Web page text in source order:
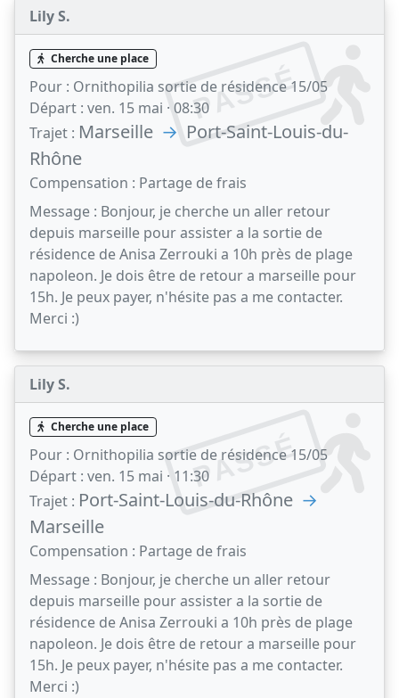
Lily S.
PASSÉ
Cherche une place
Pour : Ornithopilia sortie de résidence 15/05
Départ : ven. 15 mai · 08:30
Trajet : Marseille → Port-Saint-Louis-du-
Rhône
Compensation : Partage de frais
Message : Bonjour, je cherche un aller retour
depuis marseille pour assister a la sortie de
résidence de Anisa Zerrouki a 10h près de plage
napoleon. Je dois être de retour a marseille pour
15h. Je peux payer, n'hésite pas a me contacter.
Merci :)
Lily S.
PASSÉ
Cherche une place
Pour : Ornithopilia sortie de résidence 15/05
Départ : ven. 15 mai · 11:30
Trajet : Port-Saint-Louis-du-Rhône →
Marseille
Compensation : Partage de frais
Message : Bonjour, je cherche un aller retour
depuis marseille pour assister a la sortie de
résidence de Anisa Zerrouki a 10h près de plage
napoleon. Je dois être de retour a marseille pour
15h. Je peux payer, n'hésite pas a me contacter.
Merci :)